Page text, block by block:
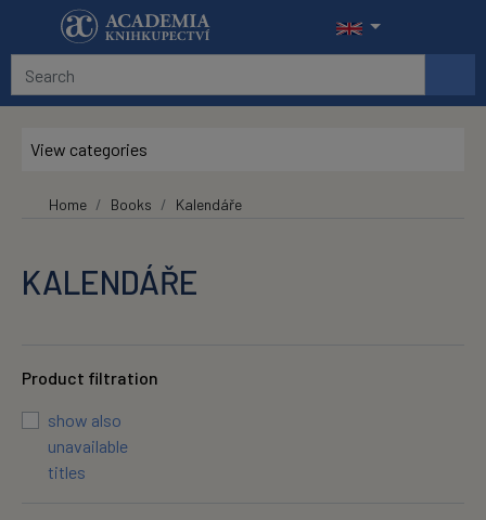
Skip to main content
View categories
Home Books Kalendáře
KALENDÁŘE
Product filtration
show also
unavailable
titles